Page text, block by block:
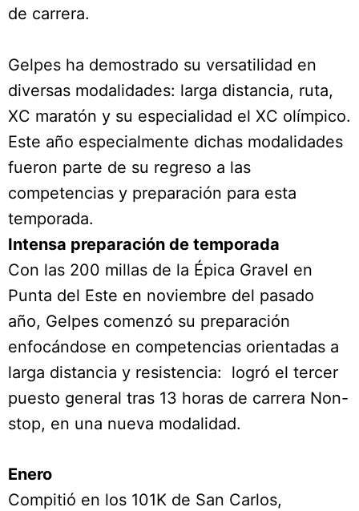
de carrera.
Gelpes ha demostrado su versatilidad en
diversas modalidades: larga distancia, ruta,
XC maratón y su especialidad el XC olímpico.
Este año especialmente dichas modalidades
fueron parte de su regreso a las
competencias y preparación para esta
temporada.
Intensa preparación de temporada
Con las 200 millas de la Épica Gravel en
Punta del Este en noviembre del pasado
año, Gelpes comenzó su preparación
enfocándose en competencias orientadas a
larga distancia y resistencia: logró el tercer
puesto general tras 13 horas de carrera Non-
stop, en una nueva modalidad.
Enero
Compitió en los 101K de San Carlos,